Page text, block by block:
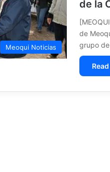
Meoqui Noticias
de la
de
grupo